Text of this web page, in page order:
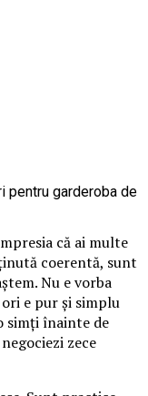
că ai multe
coerentă, sunt
Nu e vorba
e pur și simplu
simți înainte de
zece